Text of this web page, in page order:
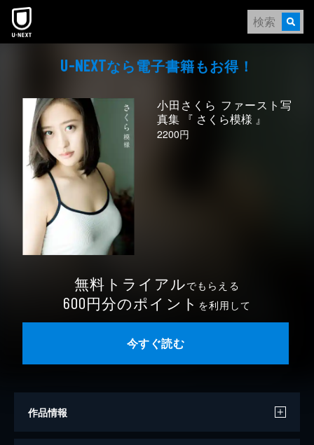
本文へスキップ
U-NEXTなら電⼦書籍もお得！
小田さくら ファースト写
真集 『 さくら模様 』
2200円
無料トライアルでもらえる
600円分のポイント を利用して
今すぐ読む
作品情報